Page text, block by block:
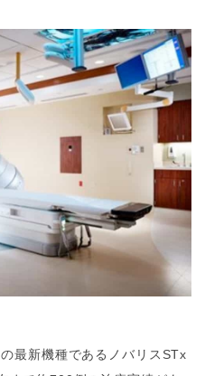
最新機種であるノバリスSTx